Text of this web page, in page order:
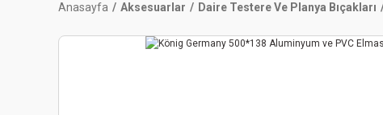
Anasayfa Aksesuarlar Daire Testere Ve Planya Bıçakları